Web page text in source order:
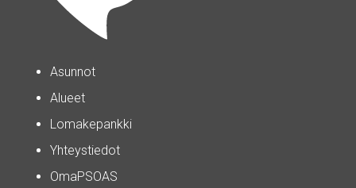
Asunnot
Alueet
Lomakepankki
Yhteystiedot
OmaPSOAS